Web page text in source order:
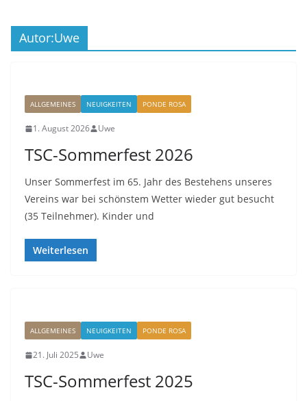
Autor:Uwe
ALLGEMEINES NEUIGKEITEN PONDE ROSA
1. August 2026 Uwe
TSC-Sommerfest 2026
Unser Sommerfest im 65. Jahr des Bestehens unseres
Vereins war bei schönstem Wetter wieder gut besucht
(35 Teilnehmer). Kinder und
Weiterlesen
ALLGEMEINES NEUIGKEITEN PONDE ROSA
21. Juli 2025 Uwe
TSC-Sommerfest 2025